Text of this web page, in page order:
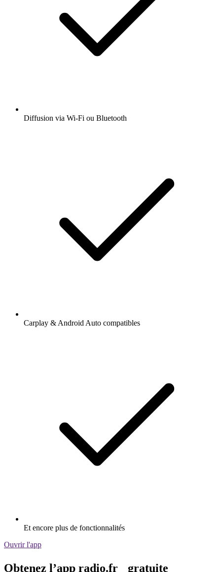
Diffusion via Wi-Fi ou Bluetooth
Carplay & Android Auto compatibles
Et encore plus de fonctionnalités
Ouvrir l'app
Obtenez l’app radio.fr gratuite